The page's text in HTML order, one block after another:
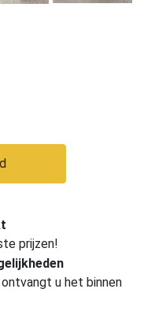
prijzen!
u het binnen